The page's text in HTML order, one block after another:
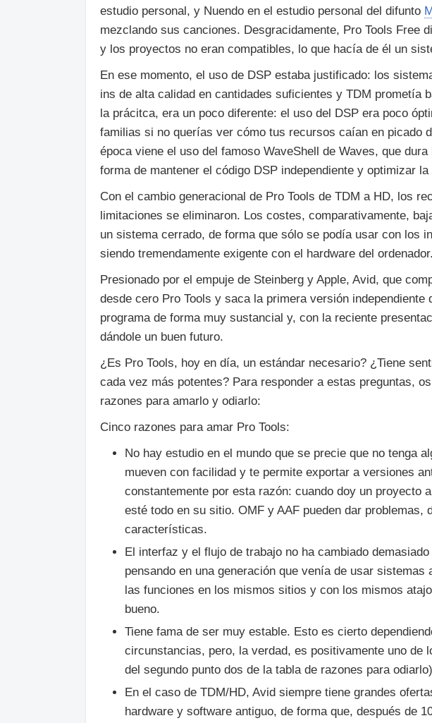
estudio personal, y Nuendo en el estudio personal del difunto
mezclando sus canciones. Desgracidamente, Pro Tools Free
y los proyectos no eran compatibles, lo que hacía de él un
En ese momento, el uso de DSP estaba justificado: los
ins de alta calidad en cantidades suficientes y TDM prometía
la prácitca, era un poco diferente: el uso del DSP era poco
familias si no querías ver cómo tus recursos caían en picado
época viene el uso del famoso WaveShell de Waves, que
forma de mantener el código DSP independiente y optimizar la
Con el cambio generacional de Pro Tools de TDM a HD, los
limitaciones se eliminaron. Los costes, comparativamente,
un sistema cerrado, de forma que sólo se podía usar con los
siendo tremendamente exigente con el hardware del ordenador.
Presionado por el empuje de Steinberg y Apple, Avid, que
desde cero Pro Tools y saca la primera versión independiente
programa de forma muy sustancial y, con la reciente
dándole un buen futuro.
¿Es Pro Tools, hoy en día, un estándar necesario? ¿Tiene
cada vez más potentes? Para responder a estas preguntas,
razones para amarlo y odiarlo:
Cinco razones para amar Pro Tools:
No hay estudio en el mundo que se precie que no tenga
mueven con facilidad y te permite exportar a versiones
constantemente por esta razón: cuando doy un proyecto
esté todo en su sitio. OMF y AAF pueden dar problemas,
características.
El interfaz y el flujo de trabajo no ha cambiado
pensando en una generación que venía de usar
las funciones en los mismos sitios y con los mismos
bueno.
Tiene fama de ser muy estable. Esto es cierto
circunstancias, pero, la verdad, es positivamente uno de
del segundo punto dos de la tabla de razones para odiarlo)
En el caso de TDM/HD, Avid siempre tiene grandes
hardware y software antiguo, de forma que, después de